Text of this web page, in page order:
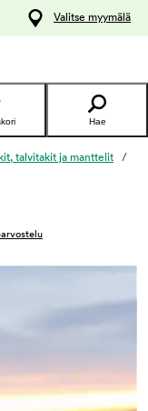
Valitse myymälä
Hae
talvitakit ja manttelit